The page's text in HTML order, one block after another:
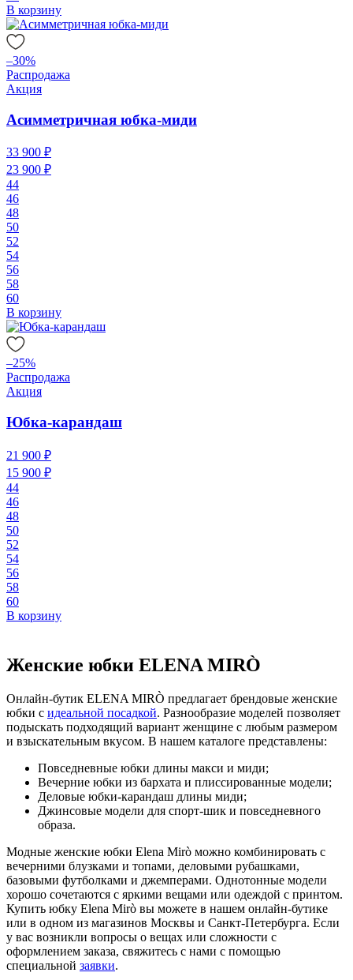
В корзину
–30%
Распродажа
Акция
Асимметричная юбка-миди
33 900 ₽
23 900 ₽
44
46
48
50
52
54
56
58
60
В корзину
–25%
Распродажа
Акция
Юбка-карандаш
21 900 ₽
15 900 ₽
44
46
48
50
52
54
56
58
60
В корзину
Женские юбки ELENA MIRÒ
Онлайн-бутик ELENA MIRÒ предлагает брендовые женские
юбки с идеальной посадкой. Разнообразие моделей позволяет
подыскать подходящий вариант женщине с любым размером
и взыскательным вкусом. В нашем каталоге представлены:
Повседневные юбки длины макси и миди;
Вечерние юбки из бархата и плиссированные модели;
Деловые юбки-карандаш длины миди;
Джинсовые модели для спорт-шик и повседневного
образа.
Модные женские юбки Elena Mirò можно комбинировать с
вечерними блузками и топами, деловыми рубашками,
базовыми футболками и джемперами. Однотонные модели
хорошо сочетаются с яркими вещами или одеждой с принтом.
Купить юбку Elena Mirò вы можете в нашем онлайн-бутике
или в одном из магазинов Москвы и Санкт-Петербурга. Если
у вас возникли вопросы о вещах или сложности с
оформлением заказа, свяжитесь с нами с помощью
специальной заявки.